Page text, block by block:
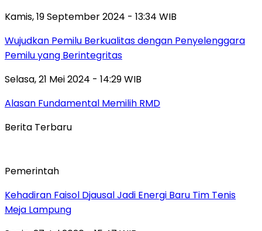
Kamis, 19 September 2024 - 13:34 WIB
Wujudkan Pemilu Berkualitas dengan Penyelenggara
Pemilu yang Berintegritas
Selasa, 21 Mei 2024 - 14:29 WIB
Alasan Fundamental Memilih RMD
Berita Terbaru
Pemerintah
Kehadiran Faisol Djausal Jadi Energi Baru Tim Tenis
Meja Lampung